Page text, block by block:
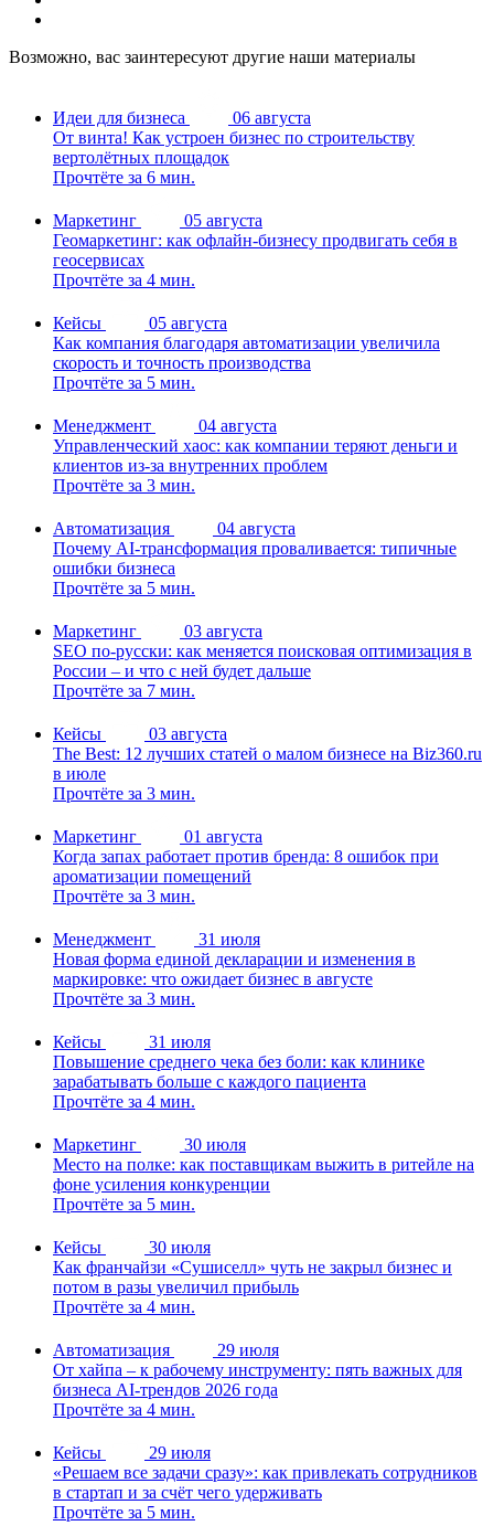
Возможно, вас заинтересуют другие наши материалы
Идеи для бизнеса
06 августа
От винта! Как устроен бизнес по строительству
вертолётных площадок
Прочтёте за 6 мин.
Маркетинг
05 августа
Геомаркетинг: как офлайн-бизнесу продвигать себя в
геосервисах
Прочтёте за 4 мин.
Кейсы
05 августа
Как компания благодаря автоматизации увеличила
скорость и точность производства
Прочтёте за 5 мин.
Менеджмент
04 августа
Управленческий хаос: как компании теряют деньги и
клиентов из-за внутренних проблем
Прочтёте за 3 мин.
Автоматизация
04 августа
Почему AI-трансформация проваливается: типичные
ошибки бизнеса
Прочтёте за 5 мин.
Маркетинг
03 августа
SEO по-русски: как меняется поисковая оптимизация в
России – и что с ней будет дальше
Прочтёте за 7 мин.
Кейсы
03 августа
The Best: 12 лучших статей о малом бизнесе на Biz360.ru
в июле
Прочтёте за 3 мин.
Маркетинг
01 августа
Когда запах работает против бренда: 8 ошибок при
ароматизации помещений
Прочтёте за 3 мин.
Менеджмент
31 июля
Новая форма единой декларации и изменения в
маркировке: что ожидает бизнес в августе
Прочтёте за 3 мин.
Кейсы
31 июля
Повышение среднего чека без боли: как клинике
зарабатывать больше с каждого пациента
Прочтёте за 4 мин.
Маркетинг
30 июля
Место на полке: как поставщикам выжить в ритейле на
фоне усиления конкуренции
Прочтёте за 5 мин.
Кейсы
30 июля
Как франчайзи «Сушиселл» чуть не закрыл бизнес и
потом в разы увеличил прибыль
Прочтёте за 4 мин.
Автоматизация
29 июля
От хайпа – к рабочему инструменту: пять важных для
бизнеса AI-трендов 2026 года
Прочтёте за 4 мин.
Кейсы
29 июля
«Решаем все задачи сразу»: как привлекать сотрудников
в стартап и за счёт чего удерживать
Прочтёте за 5 мин.